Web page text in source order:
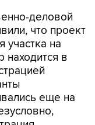
деловой
что проект
участка на
находится в
еще на